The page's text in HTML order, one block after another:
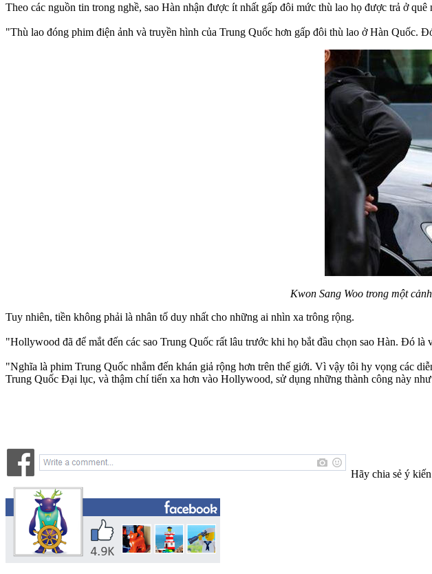
Theo các nguồn tin trong nghề, sao Hàn nhận được ít nhất gấp đôi mức thù lao họ được trả ở
"Thù lao đóng phim điện ảnh và truyền hình của Trung Quốc hơn gấp đôi thù lao ở Hàn Quốc.
Kwon Sang Woo trong một
Tuy nhiên, tiền không phải là nhân tố duy nhất cho những ai nhìn xa trông rộng.
"Hollywood đã để mắt đến các sao Trung Quốc rất lâu trước khi họ bắt đầu chọn sao Hàn. Đó
"Nghĩa là phim Trung Quốc nhắm đến khán giả rộng hơn trên thế giới. Vì vậy tôi hy vọng các
Trung Quốc Đại lục, và thậm chí tiến xa hơn vào Hollywood, sử dụng những thành công này
Hãy chia sẻ ý